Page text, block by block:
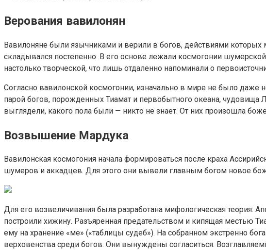
Верования вавилонян
Вавилоняне были язычниками и верили в богов, действиями
складывался постепенно. В его основе лежали космогонии
настолько творческой, что лишь отдаленно напоминали о
Согласно вавилонской космогонии, изначально в мире не было даже
парой богов, порожденных Тиамат и первобытного океана,
выглядели, какого пола были — никто не знает. От них произошла
Возвышение Мардука
Вавилонская космогония начала формироваться после краха
шумеров и аккадцев. Для этого они вывели главным богом новое
Для его возвеличивания была разработана мифологическая теория:
построили хижину. Разъяренная предательством и кипящая местью
ему на хранение «ме» («таблицы судеб»). На собранном экстренно
верховенства среди богов. Они вынуждены согласиться.